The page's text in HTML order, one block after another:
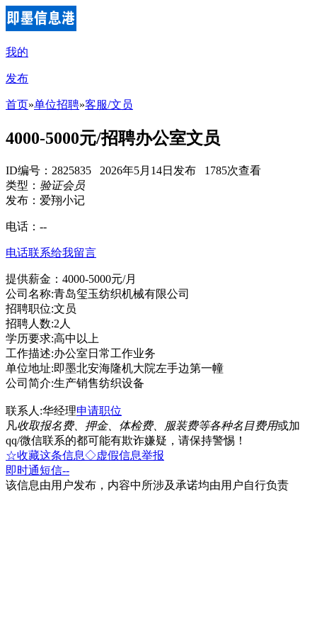
我的
发布
首页»单位招聘»客服/文员
4000-5000元/招聘办公室文员
ID编号：2825835 2026年5月14日发布 1785次查看
类型： 验证会员
发布：爱翔小记
电话： --
电话联系给我留言
提供薪金：4000-5000元/月
公司名称:青岛玺玉纺织机械有限公司
招聘职位:文员
招聘人数:2人
学历要求:高中以上
工作描述:办公室日常工作业务
单位地址:即墨北安海隆机大院左手边第一幢
公司简介:生产销售纺织设备
联系人:华经理申请职位
凡收取报名费、押金、体检费、服装费等各种名目费用或加
qq/微信联系的都可能有欺诈嫌疑，请保持警惕！
☆收藏这条信息◇虚假信息举报
即时通短信--
该信息由用户发布，内容中所涉及承诺均由用户自行负责